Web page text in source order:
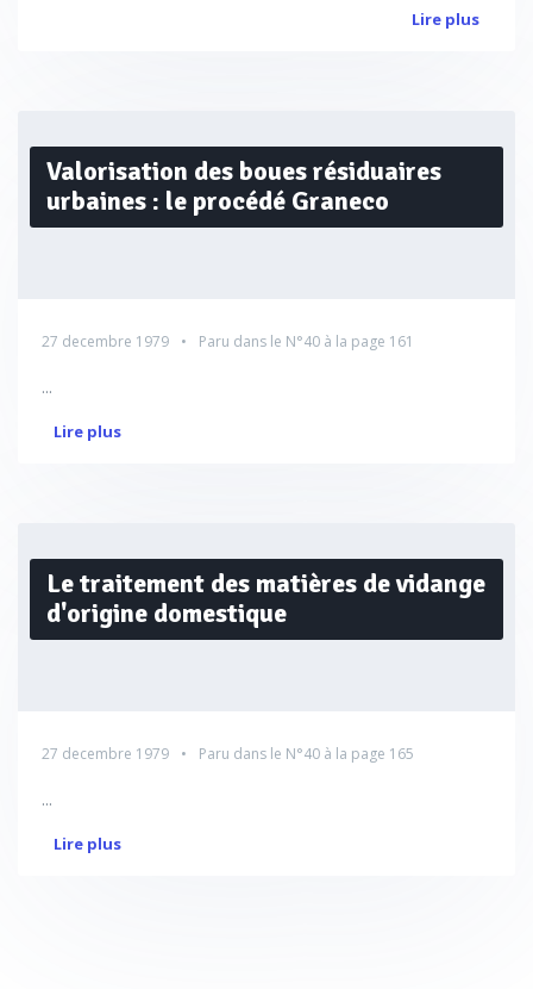
Lire plus
Valorisation des boues résiduaires
urbaines : le procédé Graneco
27 decembre 1979 Paru dans le N°40 à la page 161
...
Lire plus
Le traitement des matières de vidange
d'origine domestique
27 decembre 1979 Paru dans le N°40 à la page 165
...
Lire plus